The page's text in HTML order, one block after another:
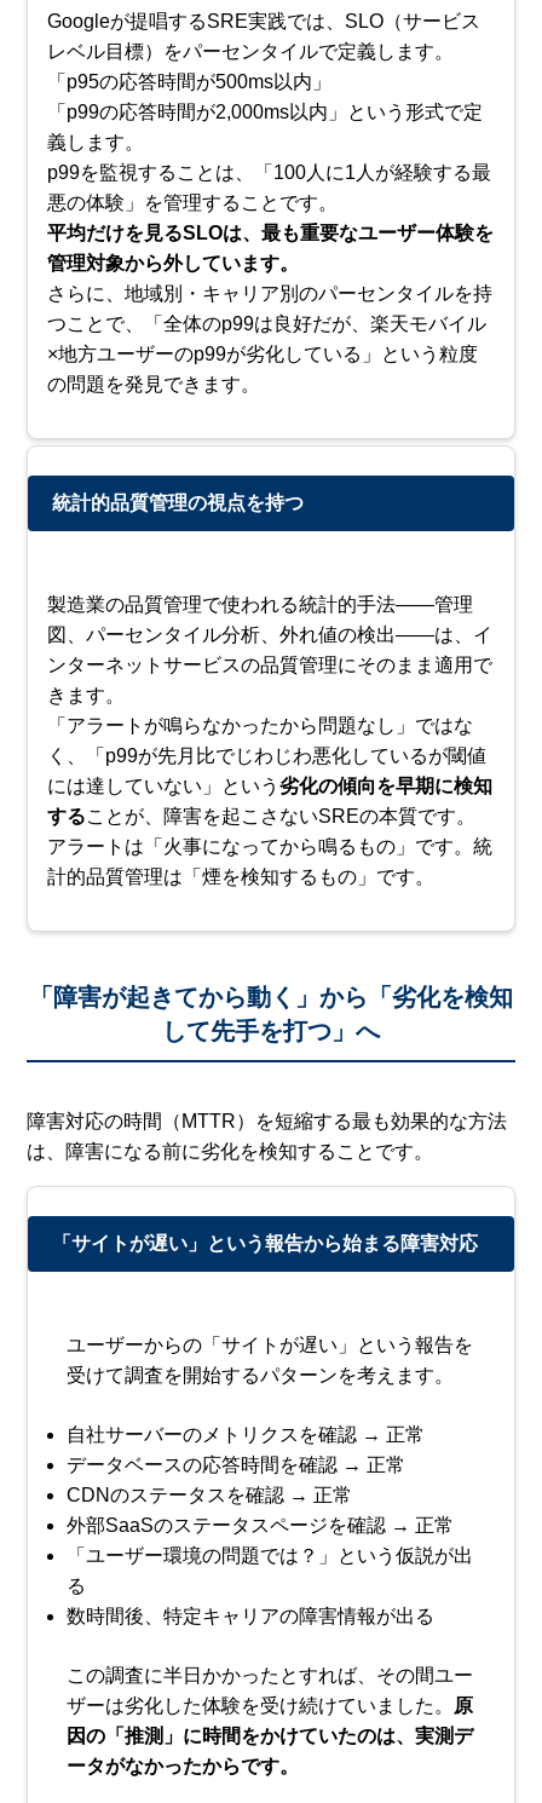
Googleが提唱するSRE実践では、SLO（サービス
レベル目標）をパーセンタイルで定義します。
「p95の応答時間が500ms以内」
「p99の応答時間が2,000ms以内」という形式で定
義します。
p99を監視することは、「100人に1人が経験する最
悪の体験」を管理することです。
平均だけを見るSLOは、最も重要なユーザー体験を
管理対象から外しています。
さらに、地域別・キャリア別のパーセンタイルを持
つことで、「全体のp99は良好だが、楽天モバイル
×地方ユーザーのp99が劣化している」という粒度
の問題を発見できます。
統計的品質管理の視点を持つ
製造業の品質管理で使われる統計的手法——管理
図、パーセンタイル分析、外れ値の検出——は、イ
ンターネットサービスの品質管理にそのまま適用で
きます。
「アラートが鳴らなかったから問題なし」ではな
く、「p99が先月比でじわじわ悪化しているが閾値
には達していない」という劣化の傾向を早期に検知
することが、障害を起こさないSREの本質です。
アラートは「火事になってから鳴るもの」です。統
計的品質管理は「煙を検知するもの」です。
「障害が起きてから動く」から「劣化を検知
して先手を打つ」へ
障害対応の時間（MTTR）を短縮する最も効果的な方法
は、障害になる前に劣化を検知することです。
「サイトが遅い」という報告から始まる障害対応
ユーザーからの「サイトが遅い」という報告を
受けて調査を開始するパターンを考えます。
自社サーバーのメトリクスを確認 → 正常
データベースの応答時間を確認 → 正常
CDNのステータスを確認 → 正常
外部SaaSのステータスページを確認 → 正常
「ユーザー環境の問題では？」という仮説が出
る
数時間後、特定キャリアの障害情報が出る
この調査に半日かかったとすれば、その間ユー
ザーは劣化した体験を受け続けていました。 原
因の「推測」に時間をかけていたのは、実測デ
ータがなかったからです。